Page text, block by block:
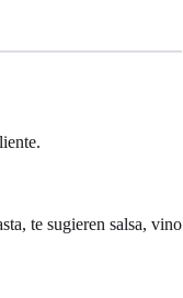
te sugieren salsa, vino